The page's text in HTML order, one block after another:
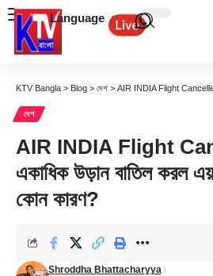
Language
KTV Bangla > Blog > দেশ > AIR INDIA Flight Cancelled: একাধিক
দেশ
AIR INDIA Flight
একাধিক উড়ান বাতিল করল
কোন কারণ?
Shroddha Bhattacharyya